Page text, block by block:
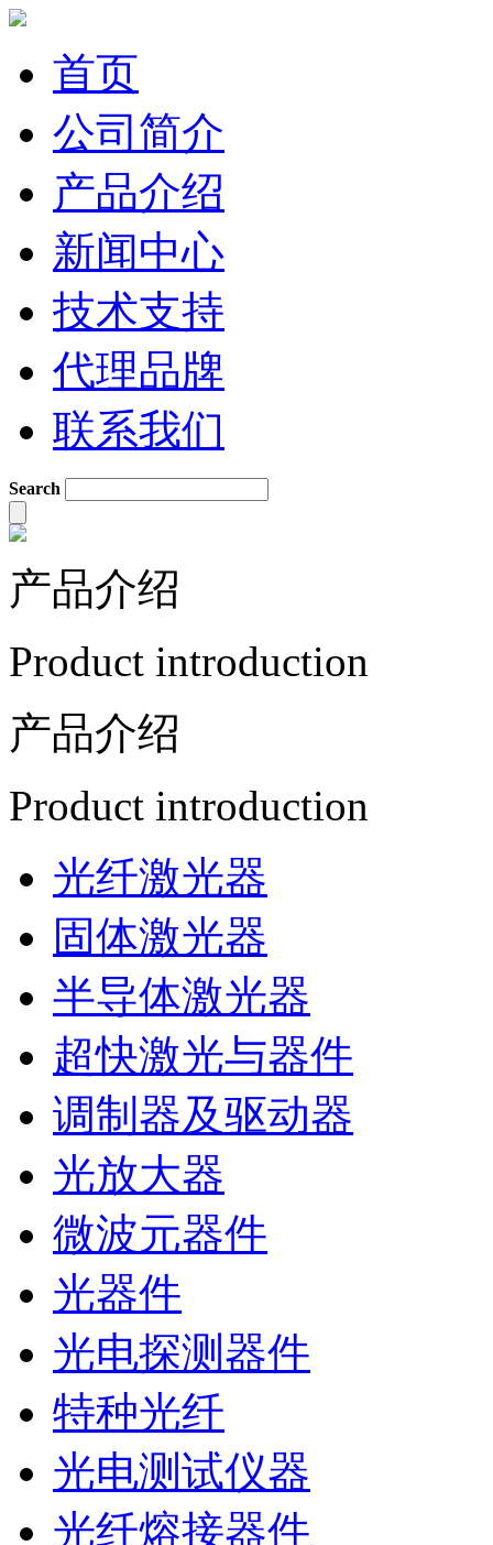
首页
公司简介
产品介绍
新闻中心
技术支持
代理品牌
联系我们
Search
产品介绍
Product introduction
产品介绍
Product introduction
光纤激光器
固体激光器
半导体激光器
超快激光与器件
调制器及驱动器
光放大器
微波元器件
光器件
光电探测器件
特种光纤
光电测试仪器
光纤熔接器件